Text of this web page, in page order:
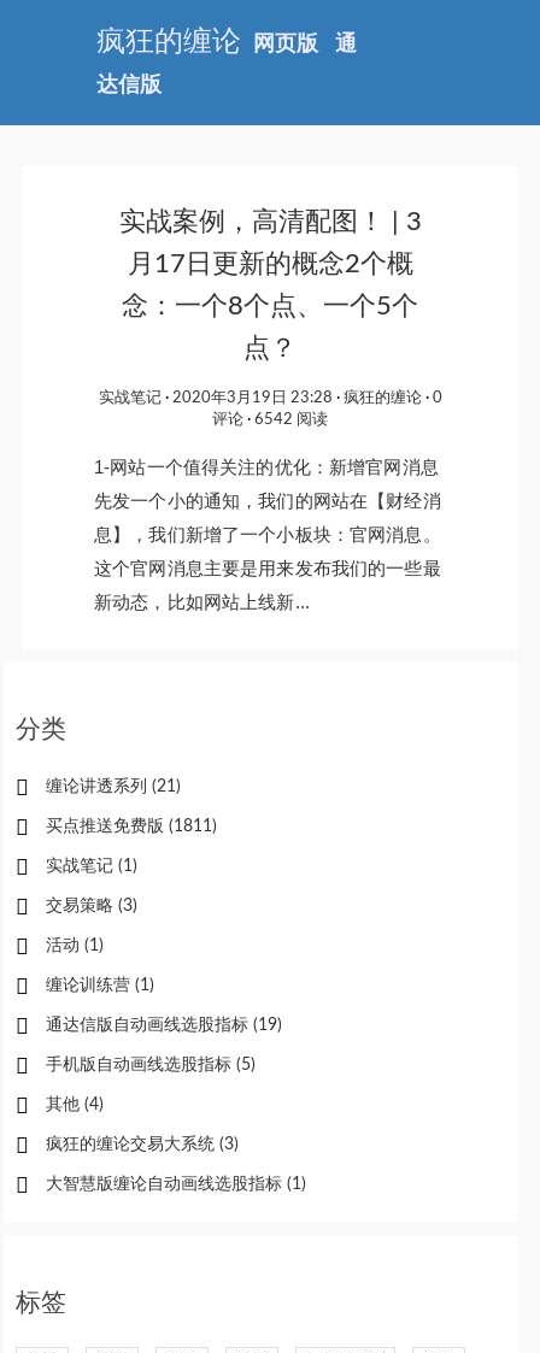
疯狂的缠论 网页版
通
达信版
实战案例，高清配图！ | 3
月17日更新的概念2个概
念：一个8个点、一个5个
点？
实战笔记 2020年3月19日 23:28 疯狂的缠论
0
评论
6542 阅读
1-网站一个值得关注的优化：新增官网消息
先发一个小的通知，我们的网站在【财经消
息】，我们新增了一个小板块：官网消息。
这个官网消息主要是用来发布我们的一些最
新动态，比如网站上线新...
分类
缠论讲透系列 (21)
买点推送免费版 (1811)
实战笔记 (1)
交易策略 (3)
活动 (1)
缠论训练营 (1)
通达信版自动画线选股指标 (19)
手机版自动画线选股指标 (5)
其他 (4)
疯狂的缠论交易大系统 (3)
大智慧版缠论自动画线选股指标 (1)
标签